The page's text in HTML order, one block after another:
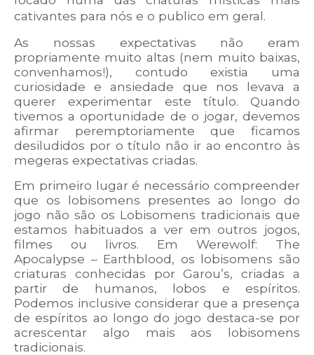
cativantes para nós e o publico em geral.
As nossas expectativas não eram
propriamente muito altas (nem muito baixas,
convenhamos!), contudo existia uma
curiosidade e ansiedade que nos levava a
querer experimentar este título. Quando
tivemos a oportunidade de o jogar, devemos
afirmar peremptoriamente que ficamos
desiludidos por o título não ir ao encontro às
megeras expectativas criadas.
Em primeiro lugar é necessário compreender
que os lobisomens presentes ao longo do
jogo não são os Lobisomens tradicionais que
estamos habituados a ver em outros jogos,
filmes ou livros. Em Werewolf: The
Apocalypse – Earthblood, os lobisomens são
criaturas conhecidas por Garou’s, criadas a
partir de humanos, lobos e espíritos.
Podemos inclusive considerar que a presença
de espíritos ao longo do jogo destaca-se por
acrescentar algo mais aos lobisomens
tradicionais.